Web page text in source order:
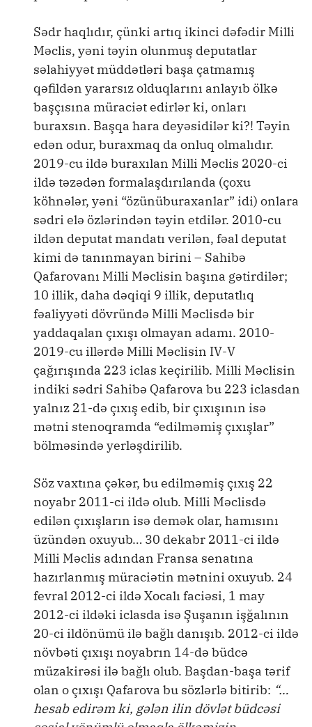
Sədr haqlıdır, çünki artıq ikinci dəfədir Milli
Məclis, yəni təyin olunmuş deputatlar
səlahiyyət müddətləri başa çatmamış
qəfildən yararsız olduqlarını anlayıb ölkə
başçısına müraciət edirlər ki, onları
buraxsın. Başqa hara deyəsidilər ki?! Təyin
edən odur, buraxmaq da onluq olmalıdır.
2019-cu ildə buraxılan Milli Məclis 2020-ci
ildə təzədən formalaşdırılanda (çoxu
köhnələr, yəni “özünüburaxanlar” idi) onlara
sədri elə özlərindən təyin etdilər. 2010-cu
ildən deputat mandatı verilən, fəal deputat
kimi də tanınmayan birini – Sahibə
Qafarovanı Milli Məclisin başına gətirdilər;
10 illik, daha dəqiqi 9 illik, deputatlıq
fəaliyyəti dövründə Milli Məclisdə bir
yaddaqalan çıxışı olmayan adamı. 2010-
2019-cu illərdə Milli Məclisin IV-V
çağırışında 223 iclas keçirilib. Milli Məclisin
indiki sədri Sahibə Qafarova bu 223 iclasdan
yalnız 21-də çıxış edib, bir çıxışının isə
mətni stenoqramda “edilməmiş çıxışlar”
bölməsində yerləşdirilib.
Söz vaxtına çəkər, bu edilməmiş çıxış 22
noyabr 2011-ci ildə olub. Milli Məclisdə
edilən çıxışların isə demək olar, hamısını
üzündən oxuyub… 30 dekabr 2011-ci ildə
Milli Məclis adından Fransa senatına
hazırlanmış müraciətin mətnini oxuyub. 24
fevral 2012-ci ildə Xocalı faciəsi, 1 may
2012-ci ildəki iclasda isə Şuşanın işğalının
20-ci ildönümü ilə bağlı danışıb. 2012-ci ildə
növbəti çıxışı noyabrın 14-də büdcə
müzakirəsi ilə bağlı olub. Başdan-başa tərif
olan o çıxışı Qafarova bu sözlərlə bitirib: “…
hesab edirəm ki, gələn ilin dövlət büdcəsi